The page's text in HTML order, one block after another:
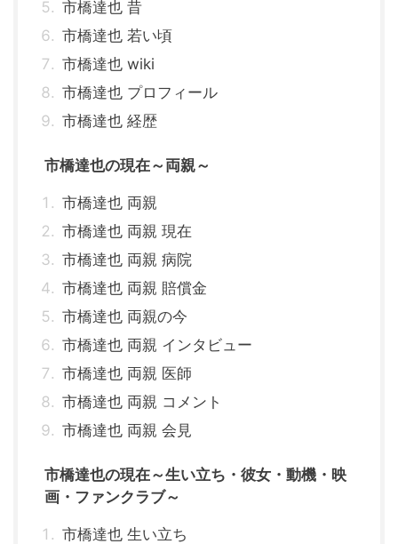
市橋達也 昔
市橋達也 若い頃
市橋達也 wiki
市橋達也 プロフィール
市橋達也 経歴
市橋達也の現在～両親～
市橋達也 両親
市橋達也 両親 現在
市橋達也 両親 病院
市橋達也 両親 賠償金
市橋達也 両親の今
市橋達也 両親 インタビュー
市橋達也 両親 医師
市橋達也 両親 コメント
市橋達也 両親 会見
市橋達也の現在～生い立ち・彼女・動機・映
画・ファンクラブ～
市橋達也 生い立ち